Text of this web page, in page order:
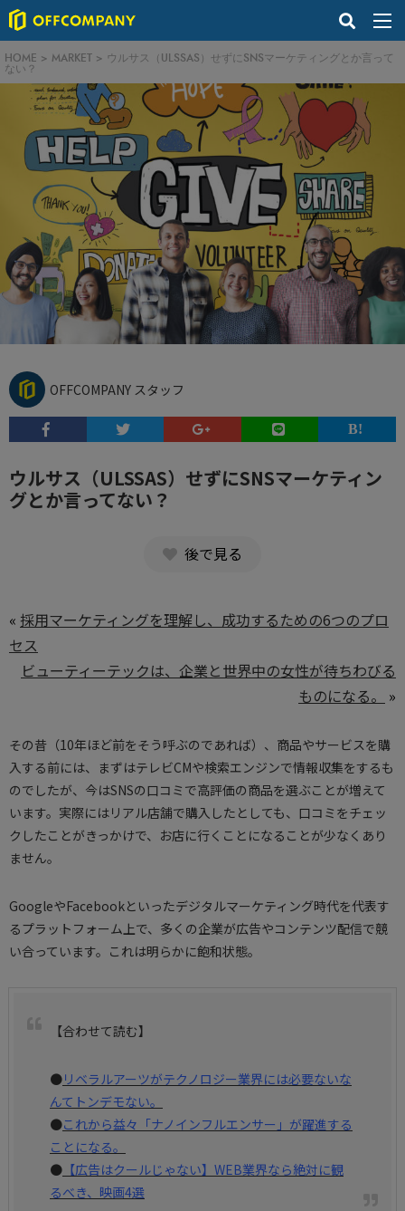
HOME > MARKET > ウルサス（ULSSAS）せずにSNSマーケティングとか言って
ない？
OFFCOMPANY スタッフ
ウルサス（ULSSAS）せずにSNSマーケティン
グとか言ってない？
後で見る
« 採用マーケティングを理解し、成功するための6つのプロ
セス
ビューティーテックは、企業と世界中の女性が待ちわびる
ものになる。
»
その昔（10年ほど前をそう呼ぶのであれば）、商品やサービスを購
入する前には、まずはテレビCMや検索エンジンで情報収集をするも
のでしたが、今はSNSの口コミで高評価の商品を選ぶことが増えて
います。実際にはリアル店舗で購入したとしても、口コミをチェッ
クしたことがきっかけで、お店に行くことになることが少なくあり
ません。
GoogleやFacebookといったデジタルマーケティング時代を代表す
るプラットフォーム上で、多くの企業が広告やコンテンツ配信で競
い合っています。これは明らかに飽和状態。
【合わせて読む】
●リベラルアーツがテクノロジー業界には必要ないな
んてトンデモない。
●これから益々「ナノインフルエンサー」が躍進する
ことになる。
● 【広告はクールじゃない】WEB業界なら絶対に観
るべき、映画4選